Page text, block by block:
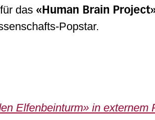
das «Human Brain
Popstar.
Elfenbeinturm» in externem